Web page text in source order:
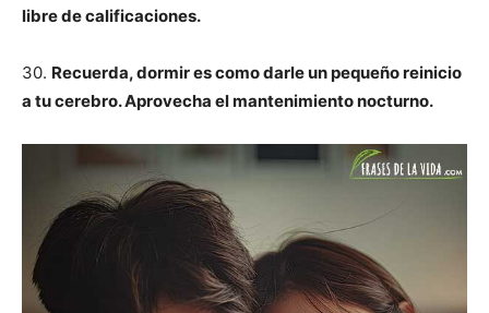
libre de calificaciones.
30. Recuerda, dormir es como darle un pequeño reinicio
a tu cerebro. Aprovecha el mantenimiento nocturno.